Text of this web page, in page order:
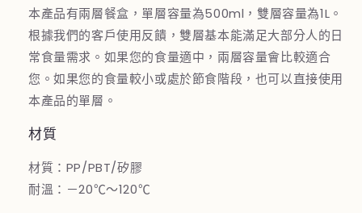
本產品有兩層餐盒，單層容量為500ml，雙層容量為1L。
根據我們的客戶使用反饋，雙層基本能滿足大部分人的日
常食量需求。如果您的食量適中，兩層容量會比較適合
您。如果您的食量較小或處於節食階段，也可以直接使用
本產品的單層。
材質
材質：PP/PBT/矽膠
耐溫：－20℃～120℃